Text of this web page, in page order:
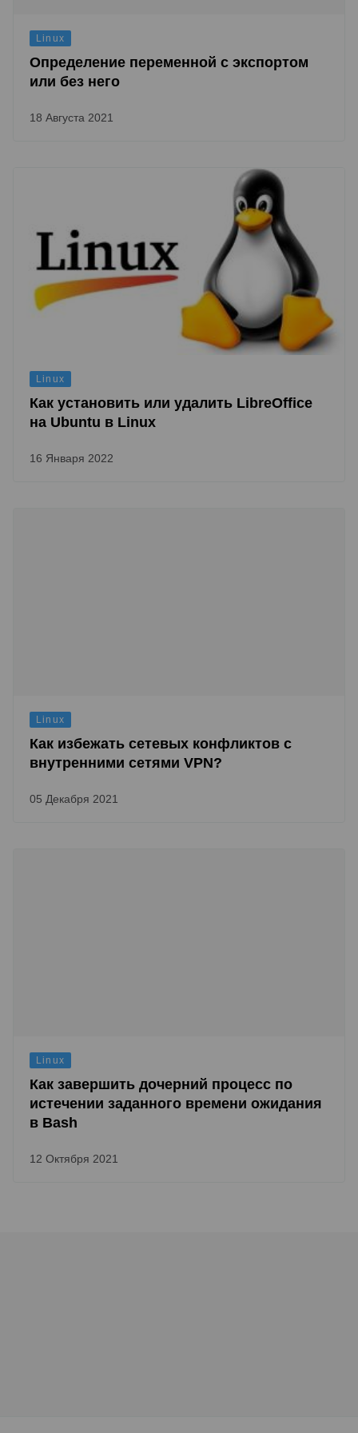
Linux
Определение переменной с экспортом
или без него
18 Августа 2021
Linux
Как установить или удалить LibreOffice
на Ubuntu в Linux
16 Января 2022
Linux
Как избежать сетевых конфликтов с
внутренними сетями VPN?
05 Декабря 2021
Linux
Как завершить дочерний процесс по
истечении заданного времени ожидания
в Bash
12 Октября 2021